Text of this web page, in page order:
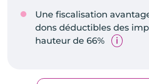
Une fiscalisation
dons déductibles des
hauteur de 66%
i